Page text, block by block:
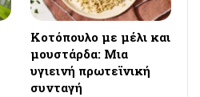
Κοτόπουλο με μέλι και
μουστάρδα: Μια
υγιεινή πρωτεϊνική
συνταγή